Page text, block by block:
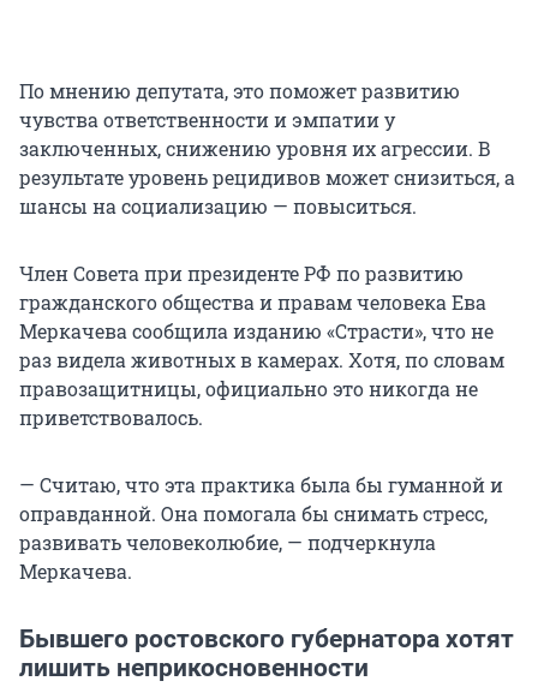
По мнению депутата, это поможет развитию
чувства ответственности и эмпатии у
заключенных, снижению уровня их агрессии. В
результате уровень рецидивов может снизиться, а
шансы на социализацию — повыситься.
Член Совета при президенте РФ по развитию
гражданского общества и правам человека Ева
Меркачева сообщила изданию «Страсти», что не
раз видела животных в камерах. Хотя, по словам
правозащитницы, официально это никогда не
приветствовалось.
— Считаю, что эта практика была бы гуманной и
оправданной. Она помогала бы снимать стресс,
развивать человеколюбие, — подчеркнула
Меркачева.
Бывшего ростовского губернатора хотят
лишить неприкосновенности